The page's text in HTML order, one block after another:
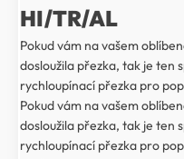
HI/TR/AL
Pokud vám na vašem
dosloužila přezka, tak je ten
rychloupínací přezka pro
Pokud vám na vašem
dosloužila přezka, tak je ten
rychloupínací přezka pro